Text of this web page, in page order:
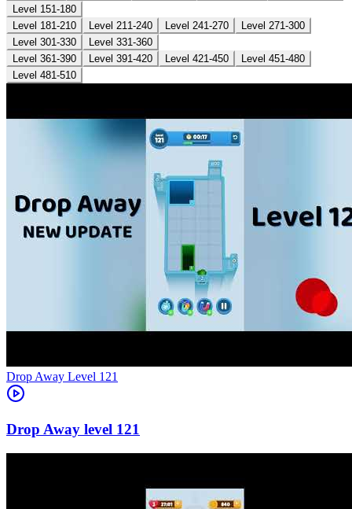
Level 151-180
Level 181-210
Level 211-240 Level 241-270
Level 271-300
Level 301-330
Level 331-360
Level 361-390
Level 391-420 Level 421-450
Level 451-480
Level 481-510
Level 121
121